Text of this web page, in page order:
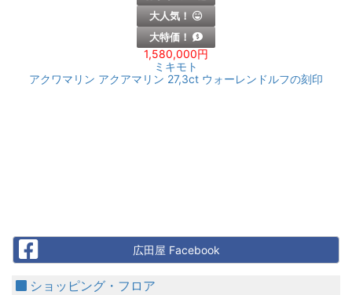
大人気！
大特価！
1,580,000円
ミキモト
アクワマリン アクアマリン 27,3ct ウォーレンドルフの刻印
Facebook 広田屋 Facebook
ショッピング・フロア